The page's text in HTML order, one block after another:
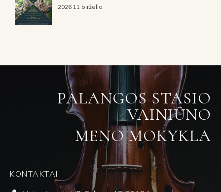
2026 11 birželio
PALANGOS STASIO
VAINIŪNO
MENO MOKYKLA
KONTAKTAI